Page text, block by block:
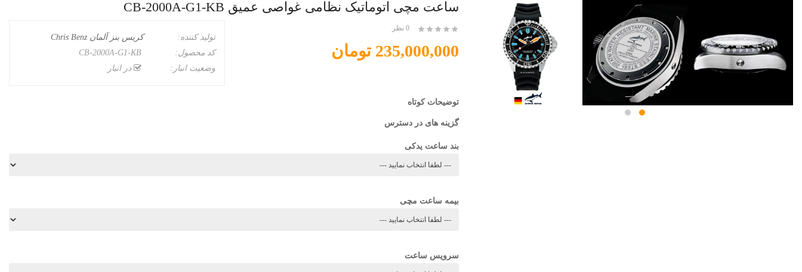
ساعت مچی اتوماتیک نظامی غواصی عمیق CB-2000A-G1-KB
0 نظر
235,000,000 تومان
تولید کننده:
کریس بنز آلمان Chris Benz
کد محصول:
وضعیت انبار:
در انبار
توضیحات کوتاه
گزینه های در دسترس
بند ساعت یدکی
بیمه ساعت مچی
سرویس ساعت